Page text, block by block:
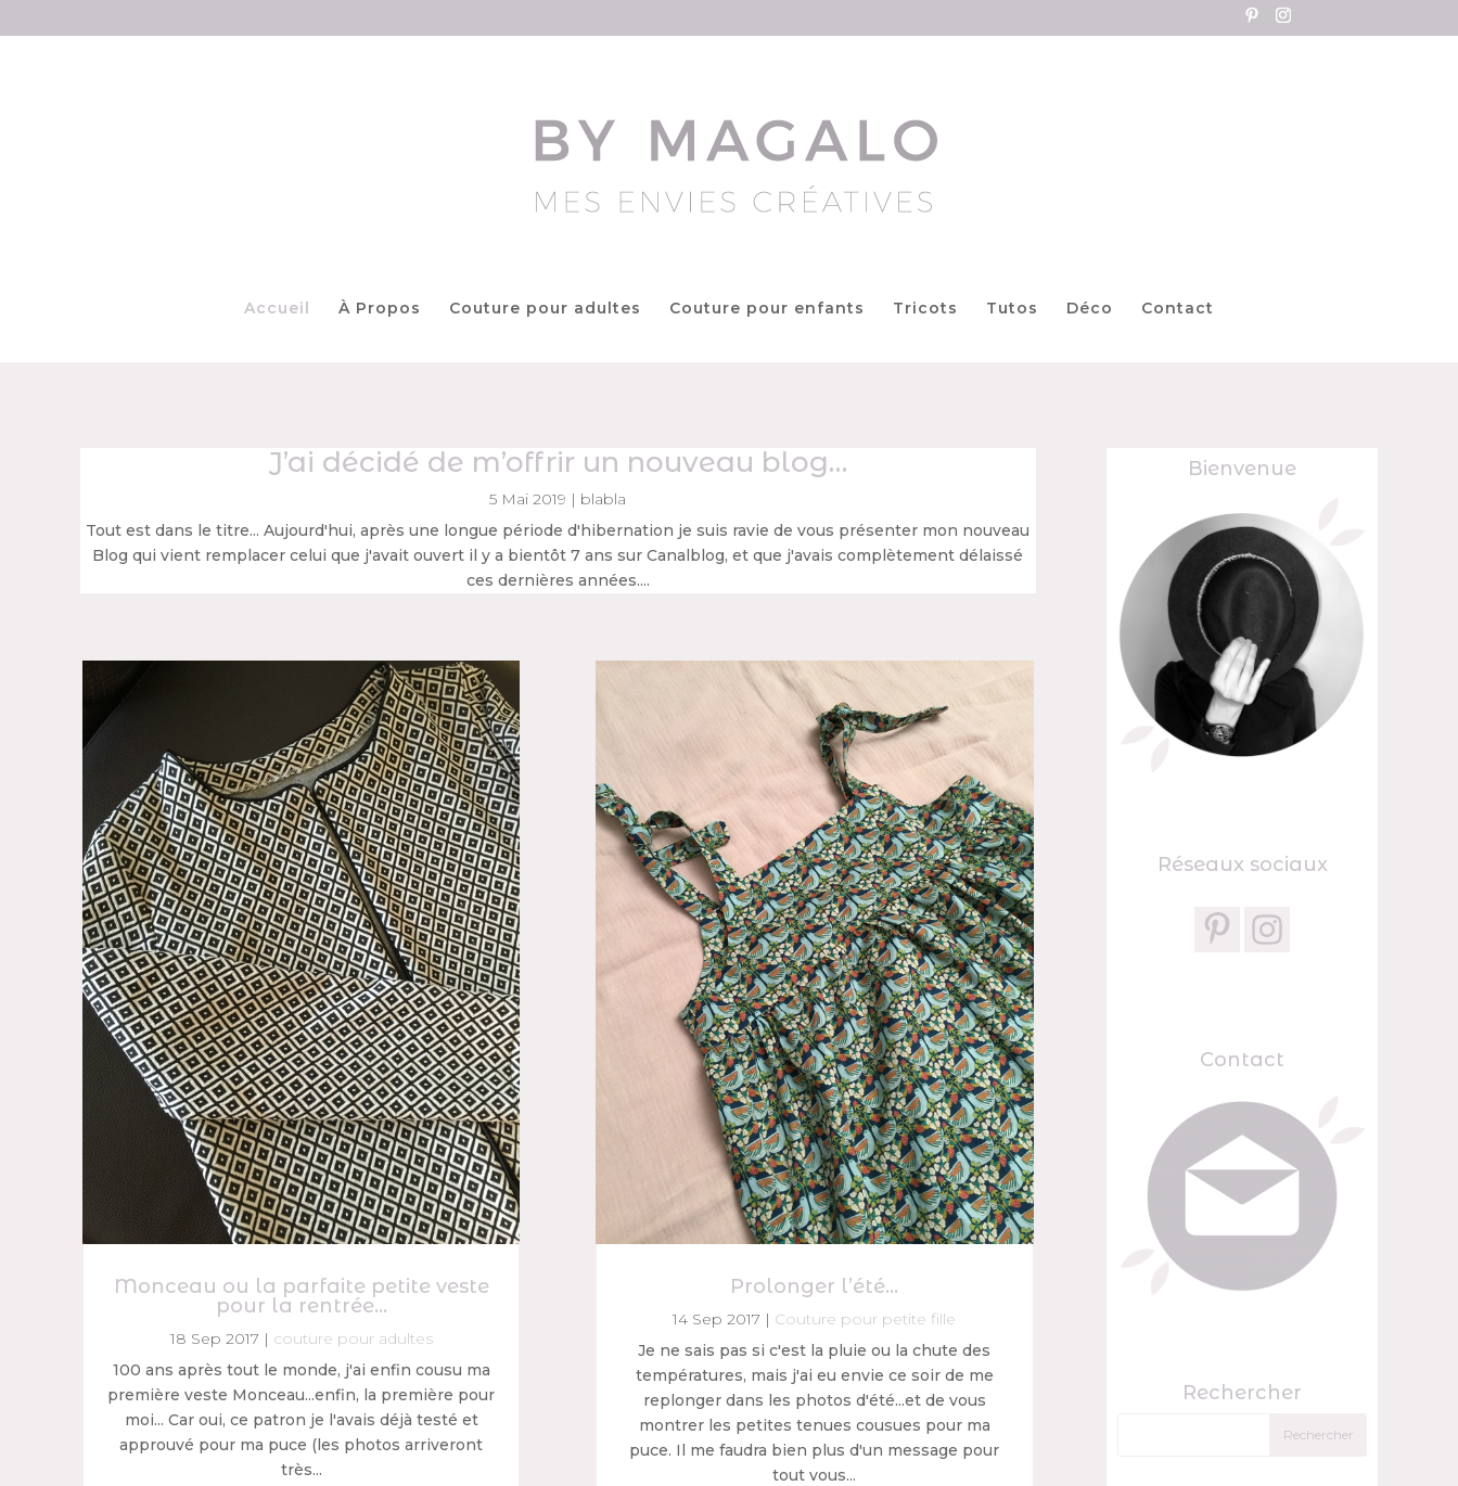
Accueil À Propos Couture pour adultes Couture pour enfants Tricots Tutos Déco Contact
J’ai décidé de m’offrir un nouveau blog…
5 Mai 2019 | blabla
Tout est dans le titre... Aujourd'hui, après une longue période d'hibernation je suis ravie de vous présenter mon nouveau
Blog qui vient remplacer celui que j'avait ouvert il y a bientôt 7 ans sur Canalblog, et que j'avais complètement délaissé
ces dernières années....
Monceau ou la parfaite petite veste
pour la rentrée…
18 Sep 2017 | couture pour adultes
100 ans après tout le monde, j'ai enfin cousu ma
première veste Monceau...enfin, la première pour
moi... Car oui, ce patron je l'avais déjà testé et
approuvé pour ma puce (les photos arriveront
très...
Prolonger l’été…
14 Sep 2017 | Couture pour petite fille
Je ne sais pas si c'est la pluie ou la chute des
températures, mais j'ai eu envie ce soir de me
replonger dans les photos d'été...et de vous
montrer les petites tenues cousues pour ma
puce. Il me faudra bien plus d'un message pour
tout vous...
Bienvenue
Réseaux sociaux
Contact
Rechercher